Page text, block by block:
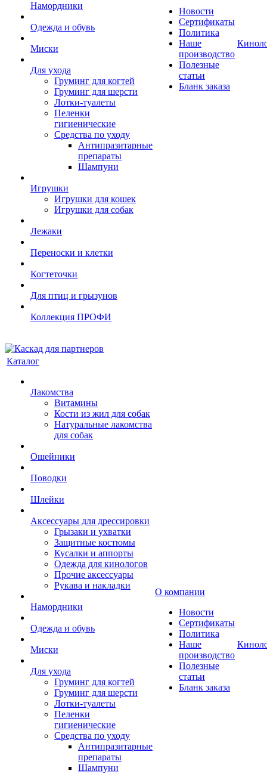
Намордники
Одежда и обувь
Миски
Для ухода
Груминг для когтей
Груминг для шерсти
Лотки-туалеты
Пеленки
гигиенические
Средства по уходу
Антипразитарные
препараты
Шампуни
Игрушки
Игрушки для кошек
Игрушки для собак
Лежаки
Переноски и клетки
Когтеточки
Для птиц и грызунов
Коллекция ПРОФИ
Новости
Сертификаты
Политика
Наше
производство
Полезные
статьи
Бланк заказа
Каталог
Лакомства
Витамины
Кости из жил для собак
Натуральные лакомства
для собак
Ошейники
Поводки
Шлейки
Аксессуары для дрессировки
Грызаки и ухватки
Защитные костюмы
Кусалки и аппорты
Одежда для кинологов
Прочие аксессуары
Рукава и накладки
Намордники
Одежда и обувь
Миски
Для ухода
Груминг для когтей
Груминг для шерсти
Лотки-туалеты
Пеленки
гигиенические
Средства по уходу
Антипразитарные
препараты
Шампуни
О компании
Новости
Сертификаты
Политика
Наше
производство
Полезные
статьи
Бланк заказа